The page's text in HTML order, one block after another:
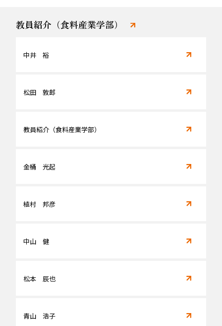
教員紹介（食料産業学部）
中井 裕
松田 敦郎
教員紹介（食料産業学部）
金桶 光起
植村 邦彦
中山 健
松本 辰也
青山 浩子